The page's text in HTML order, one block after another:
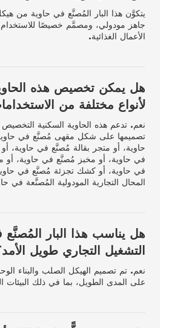
يتكوَّن هذا البار المُصنَّع في حاوية من
جاهز مودولي، ومصمَّم خصيصًا
الأعمال الغذائية.
هل يمكن تخصيص هذه
لأنواع مختلفة من
نعم. تدعم هذه الحاوية السكنية
تصميمها على شكل مقهى مُصنَّع في
حاوية، أو متجر بقالة مُصنَّع في حاوية،
في حاوية، أو مخبز مُصنَّع في حاوية،
في حاوية، أو كشك تجزئة مُصنَّع في
المحال التجارية المودولية المُصنَّعة في
هل يناسب هذا البار المُصنَّع
التشغيل التجاري طويل
نعم. تم تصميم الهيكل الصلب والبناء
على المدى الطويل، بما في ذلك البيئات